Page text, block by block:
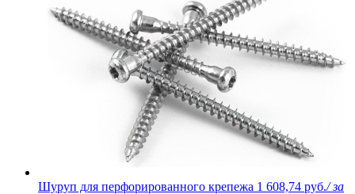
Шуруп для перфорированного крепежа 1 608,74 руб./ за